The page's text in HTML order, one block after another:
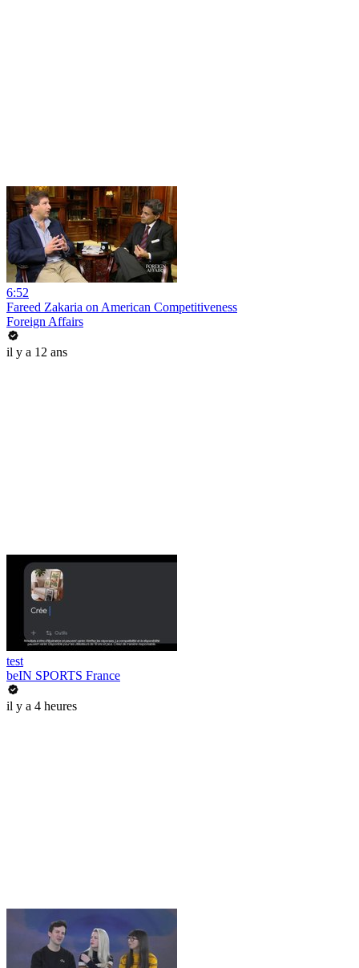
6:52
Fareed Zakaria on American Competitiveness
Foreign Affairs
il y a 12 ans
test
beIN SPORTS France
il y a 4 heures